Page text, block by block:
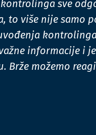
sve
to više nije samo
informacije i
Brže možemo